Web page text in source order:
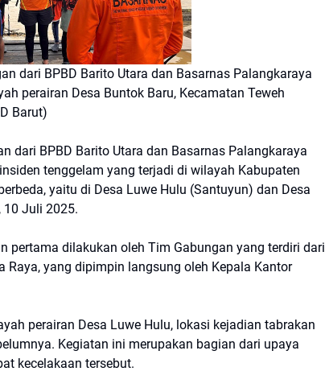
dari BPBD Barito Utara dan Basarnas Palangkaraya
perairan Desa Buntok Baru, Kecamatan Teweh
Barut)
dari BPBD Barito Utara dan Basarnas Palangkaraya
tenggelam yang terjadi di wilayah Kabupaten
yaitu di Desa Luwe Hulu (Santuyun) dan Desa
10 Juli 2025.
pertama dilakukan oleh Tim Gabungan yang terdiri dari
Raya, yang dipimpin langsung oleh Kepala Kantor
perairan Desa Luwe Hulu, lokasi kejadian tabrakan
Kegiatan ini merupakan bagian dari upaya
kecelakaan tersebut.